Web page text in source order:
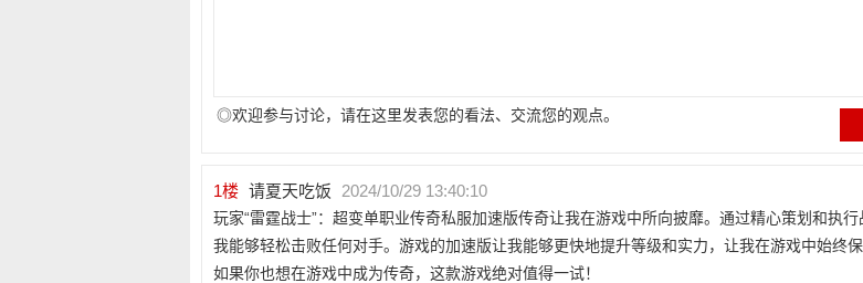
◎欢迎参与讨论，请在这里发表您的看法、交流您的观点。
1楼 请夏天吃饭 2024/10/29 13:40:10
玩家“雷霆战士”：超变单职业传奇私服加速版传奇让我在游戏中所向披靡。通过精心策划和执行
我能够轻松击败任何对手。游戏的加速版让我能够更快地提升等级和实力，让我在游戏中始终保
如果你也想在游戏中成为传奇，这款游戏绝对值得一试！